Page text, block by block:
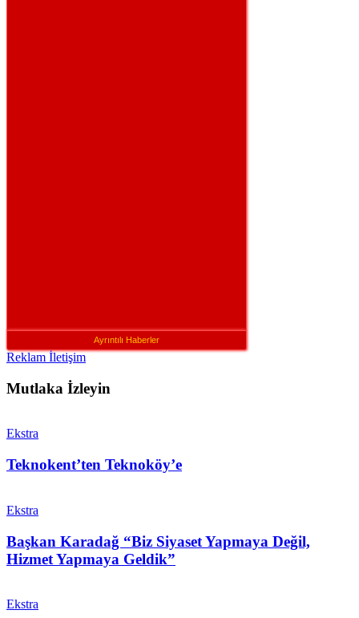
Ayrıntılı Haberler
Reklam İletişim
Mutlaka İzleyin
Ekstra
Teknokent’ten Teknoköy’e
Ekstra
Başkan Karadağ “Biz Siyaset Yapmaya Değil,
Hizmet Yapmaya Geldik”
Ekstra